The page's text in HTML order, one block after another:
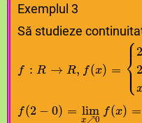
Exemplul 3
Să studieze
f : R→ R, f(x) = ⎩
⎪
⎨⎪
⎧2
2
f⁡(2 −0)= lim x↗0 f⁡(x) =2
f⁡(2 −0)= lim x↗0 f⁡(x) =2
f(2 − 0) =
x↗0
lim f(x) =